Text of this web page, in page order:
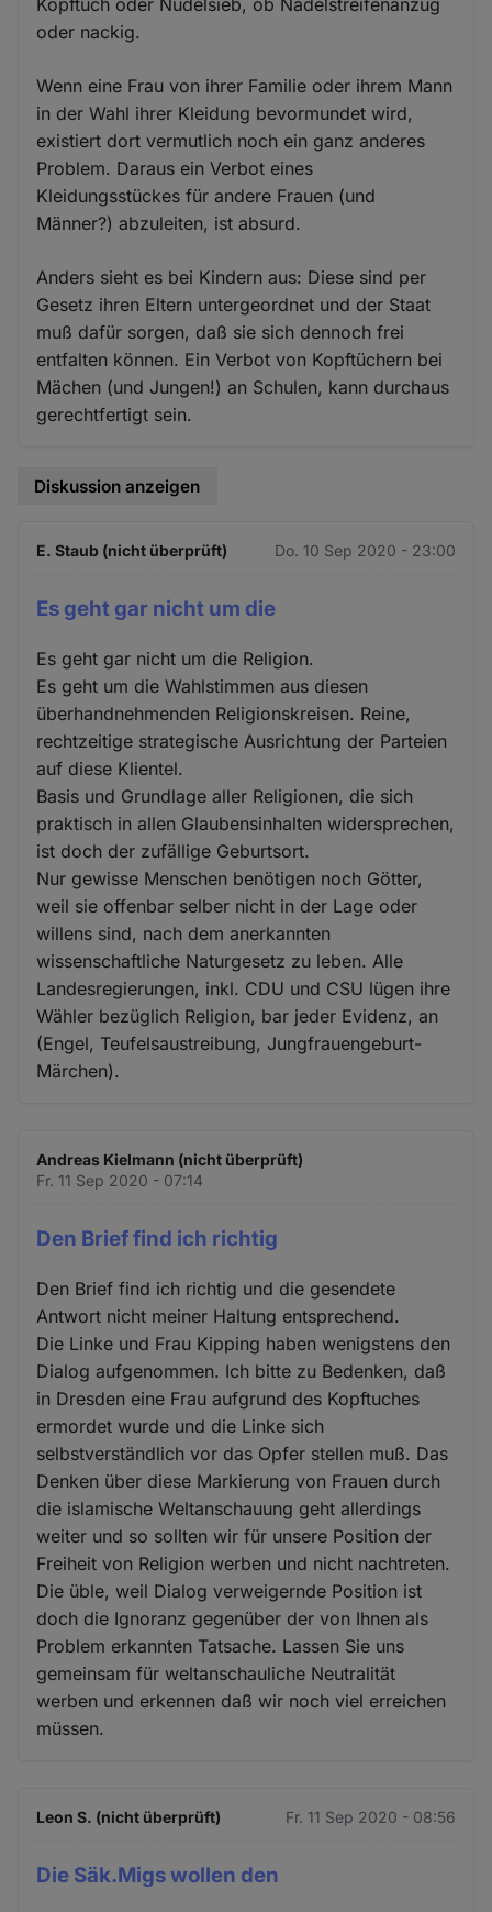
oder nackig.
Wenn eine Frau von ihrer Familie oder ihrem Mann
in der Wahl ihrer Kleidung bevormundet wird,
existiert dort vermutlich noch ein ganz anderes
Problem. Daraus ein Verbot eines
Kleidungsstückes für andere Frauen (und
Männer?) abzuleiten, ist absurd.
Anders sieht es bei Kindern aus: Diese sind per
Gesetz ihren Eltern untergeordnet und der Staat
muß dafür sorgen, daß sie sich dennoch frei
entfalten können. Ein Verbot von Kopftüchern bei
Mächen (und Jungen!) an Schulen, kann durchaus
gerechtfertigt sein.
Diskussion anzeigen
E. Staub (nicht überprüft) Do. 10 Sep 2020 - 23:00
Es geht gar nicht um die
Es geht gar nicht um die Religion.
Es geht um die Wahlstimmen aus diesen
überhandnehmenden Religionskreisen. Reine,
rechtzeitige strategische Ausrichtung der Parteien
auf diese Klientel.
Basis und Grundlage aller Religionen, die sich
praktisch in allen Glaubensinhalten widersprechen,
ist doch der zufällige Geburtsort.
Nur gewisse Menschen benötigen noch Götter,
weil sie offenbar selber nicht in der Lage oder
willens sind, nach dem anerkannten
wissenschaftliche Naturgesetz zu leben. Alle
Landesregierungen, inkl. CDU und CSU lügen ihre
Wähler bezüglich Religion, bar jeder Evidenz, an
(Engel, Teufelsaustreibung, Jungfrauengeburt-
Märchen).
Andreas Kielmann (nicht überprüft)
Fr. 11 Sep 2020 - 07:14
Den Brief find ich richtig
Den Brief find ich richtig und die gesendete
Antwort nicht meiner Haltung entsprechend.
Die Linke und Frau Kipping haben wenigstens den
Dialog aufgenommen. Ich bitte zu Bedenken, daß
in Dresden eine Frau aufgrund des Kopftuches
ermordet wurde und die Linke sich
selbstverständlich vor das Opfer stellen muß. Das
Denken über diese Markierung von Frauen durch
die islamische Weltanschauung geht allerdings
weiter und so sollten wir für unsere Position der
Freiheit von Religion werben und nicht nachtreten.
Die üble, weil Dialog verweigernde Position ist
doch die Ignoranz gegenüber der von Ihnen als
Problem erkannten Tatsache. Lassen Sie uns
gemeinsam für weltanschauliche Neutralität
werben und erkennen daß wir noch viel erreichen
müssen.
Leon S. (nicht überprüft) Fr. 11 Sep 2020 - 08:56
Die Säk.Migs wollen den